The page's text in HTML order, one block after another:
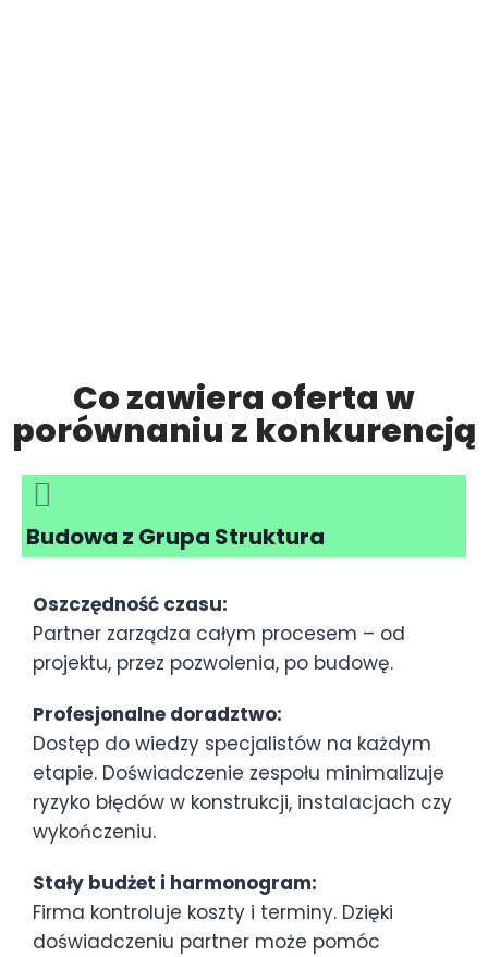
Co zawiera oferta w
porównaniu z konkurencją
Budowa z Grupa Struktura
Oszczędność czasu:
Partner zarządza całym procesem – od
projektu, przez pozwolenia, po budowę.
Profesjonalne doradztwo:
Dostęp do wiedzy specjalistów na każdym
etapie. Doświadczenie zespołu minimalizuje
ryzyko błędów w konstrukcji, instalacjach czy
wykończeniu.
Stały budżet i harmonogram:
Firma kontroluje koszty i terminy. Dzięki
doświadczeniu partner może pomóc